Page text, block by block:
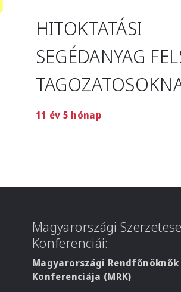
HITOKTATÁSI
SEGÉDANYAG
11 év 5 hónap
Magyarországi
Konferenciái:
Magyarországi Rendfőnöknők
Konferenciája (MRK)